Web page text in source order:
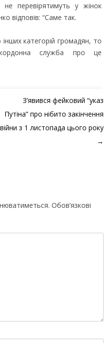
перевірятимуть у жінок
відповів: “Саме так.
категорій громадян, то
служба про це
З’явився фейковий “указ
Путіна” про нібито закінчення
війни з 1 листопада цього року
→
Обов’язкові